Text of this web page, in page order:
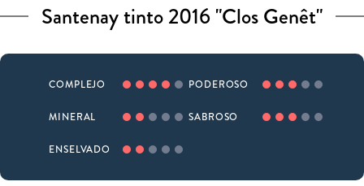
Santenay tinto 2016 "Clos Genêt"
COMPLEJO PODEROSO
MINERAL SABROSO
ENSELVADO